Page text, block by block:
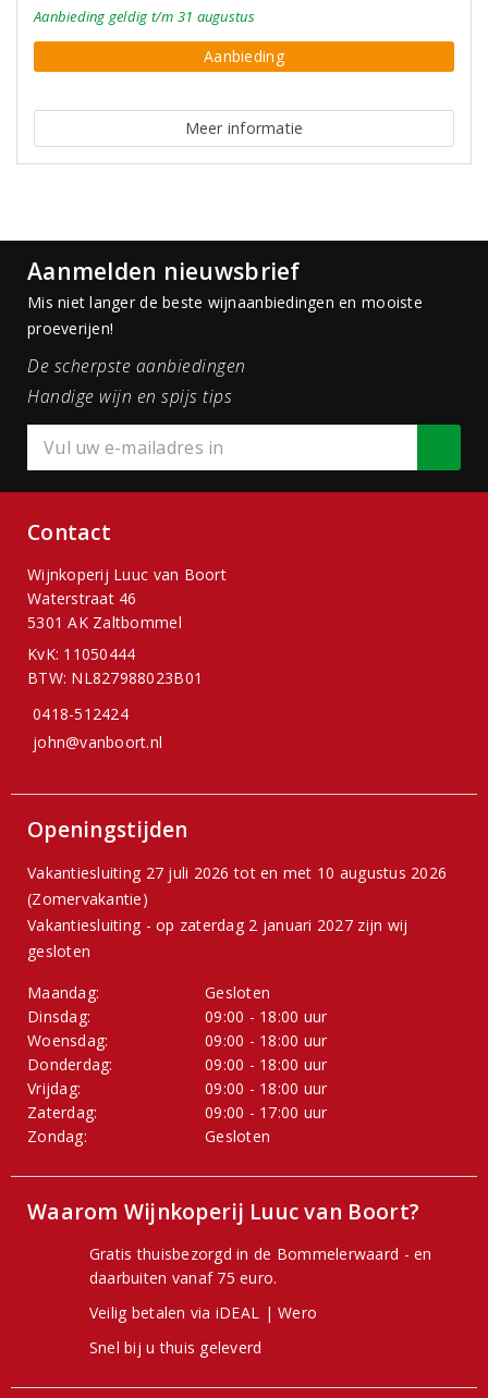
Aanbieding geldig t/m 31 augustus
Aanbieding
Meer informatie
Aanmelden nieuwsbrief
Mis niet langer de beste wijnaanbiedingen en mooiste
proeverijen!
De scherpste aanbiedingen
Handige wijn en spijs tips
Contact
Wijnkoperij Luuc van Boort
Waterstraat 46
5301 AK Zaltbommel
KvK: 11050444
BTW: NL827988023B01
0418-512424
john@vanboort.nl
Openingstijden
Vakantiesluiting 27 juli 2026 tot en met 10 augustus 2026
(Zomervakantie)
Vakantiesluiting - op zaterdag 2 januari 2027 zijn wij
gesloten
Maandag:
Gesloten
Dinsdag:
09:00 - 18:00 uur
Woensdag:
09:00 - 18:00 uur
Donderdag:
09:00 - 18:00 uur
Vrijdag:
09:00 - 18:00 uur
Zaterdag:
09:00 - 17:00 uur
Zondag:
Gesloten
Waarom Wijnkoperij Luuc van Boort?
Gratis thuisbezorgd in de Bommelerwaard - en
daarbuiten vanaf 75 euro.
Veilig betalen via iDEAL | Wero
Snel bij u thuis geleverd